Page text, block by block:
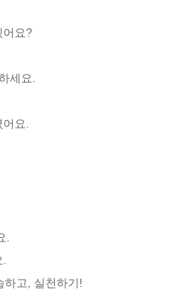
어요?
세요.
요.
하고, 실천하기!